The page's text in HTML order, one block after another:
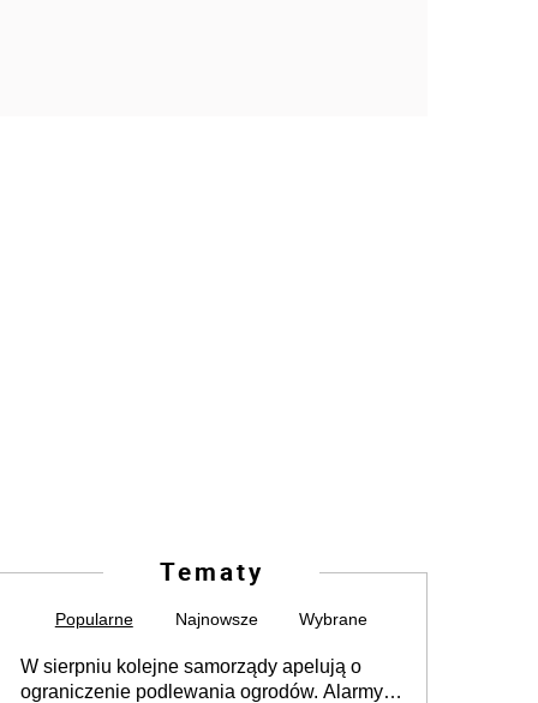
Tematy
Popularne Najnowsze Wybrane
W sierpniu kolejne samorządy apelują o
ograniczenie podlewania ogrodów. Alarmy w